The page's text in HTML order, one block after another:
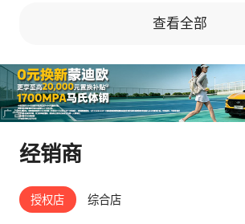
总的来说，山海T1是一台非常适
造型和一定的越野能力，又希望
精致，那它绝对值得考虑！虽然
但结合价格和配置，性价比真的
就没有的说了。当时是奔着这个
还是稍微短了点，现在有出200
点遗憾。 5，座椅中规中矩，其他中高端有的它
也有。什么座椅加热通风迎宾之
说。 6，我这个版本是150KM续航的，亏电充
满快充1个小时，慢充3.5个小时左
梯子，我是比较喜欢新出的智能
查看全部
经销商
授权店 综合店